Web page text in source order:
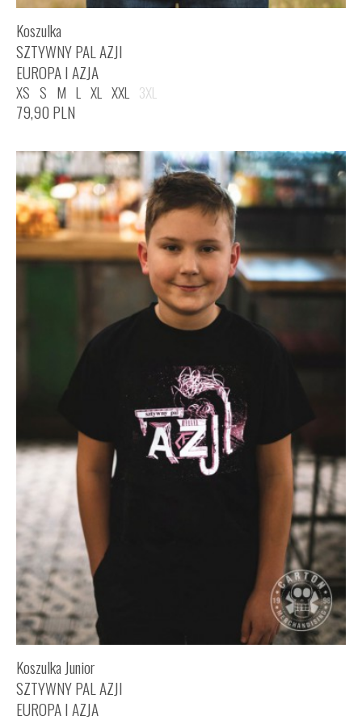
Koszulka
SZTYWNY PAL AZJI
EUROPA I AZJA
XS S M L XL XXL 3XL
79,90 PLN
Koszulka Junior
SZTYWNY PAL AZJI
EUROPA I AZJA